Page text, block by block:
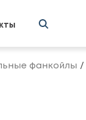
фанкойлы